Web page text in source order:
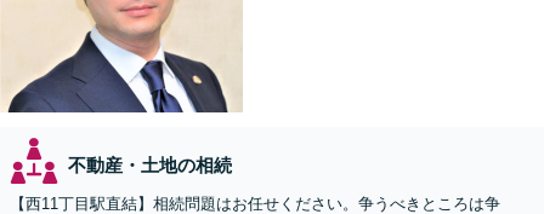
不動産・土地の相続
【西11丁目駅直結】相続問題はお任せください。争うべきところは争